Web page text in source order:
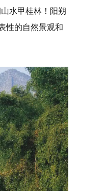
水甲桂林！阳朔
性的自然景观和